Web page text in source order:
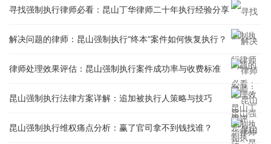
寻找强制执行律师必看：昆山丁华律师二十年执行经验分享
解决问题的律师：昆山强制执行“终本”案件如何恢复执行？
律师处理效果评估：昆山强制执行案件成功率与收费标准
昆山强制执行法律方案详解：追加被执行人策略与技巧
昆山强制执行维权痛点分析：赢了官司拿不到钱找谁？